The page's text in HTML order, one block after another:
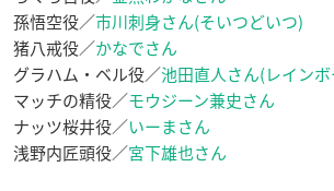
孫悟空役／市川刺身さん(そいつどいつ)
猪八戒役／かなでさん
グラハム・ベル役／池田直人さん(レイン
マッチの精役／モウジーン兼史さん
ナッツ桜井役／いーまさん
浅野内匠頭役／宮下雄也さん